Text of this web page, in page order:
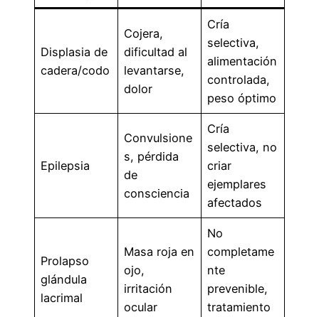
Displasia de
cadera/codo
Cojera,
dificultad al
levantarse,
dolor
Cría
selectiva,
alimentación
controlada,
peso óptimo
Epilepsia
Convulsione
s, pérdida
de
consciencia
Cría
selectiva, no
criar
ejemplares
afectados
Prolapso
glándula
lacrimal
Masa roja en
ojo,
irritación
ocular
No
completame
nte
prevenible,
tratamiento